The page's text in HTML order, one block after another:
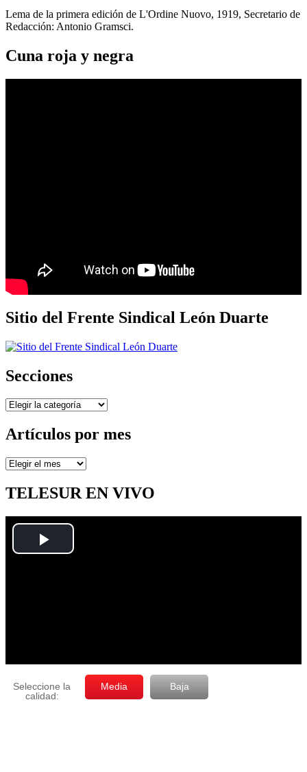
Lema de la primera edición de L'Ordine Nuovo, 1919, Secretario de
Redacción: Antonio Gramsci.
Cuna roja y negra
Sitio del Frente Sindical León Duarte
Secciones
Secciones
Artículos por mes
Artículos
mes
TELESUR EN VIVO